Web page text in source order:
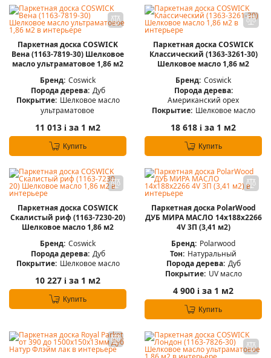
Паркетная доска COSWICK
Вена (1163-7819-30) Шелковое
масло ультраматовое 1,86 м2
Бренд: Coswick
Порода дерева: Дуб
Покрытие: Шелковое масло
ультраматовое
11 013 i за 1 м2
Купить
Паркетная доска COSWICK
Классический (1363-3261-30)
Шелковое масло 1,86 м2
Бренд: Coswick
Порода дерева:
Американский орех
Покрытие: Шелковое масло
18 618 i за 1 м2
Купить
Паркетная доска COSWICK
Скалистый риф (1163-7230-20)
Шелковое масло 1,86 м2
Бренд: Coswick
Порода дерева: Дуб
Покрытие: Шелковое масло
10 227 i за 1 м2
Купить
Паркетная доска PolarWood
ДУБ МИРА МАСЛО 14x188x2266
4V 3П (3,41 м2)
Бренд: Polarwood
Тон: Натуральный
Порода дерева: Дуб
Покрытие: UV масло
4 900 i за 1 м2
Купить